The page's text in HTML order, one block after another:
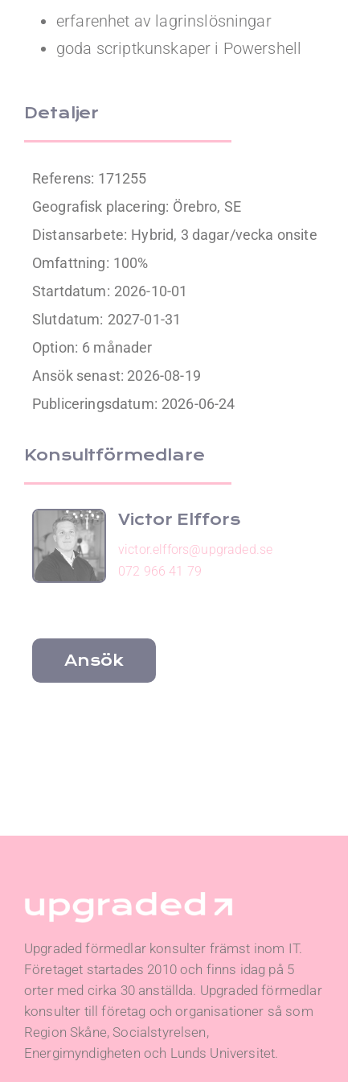
erfarenhet av lagrinslösningar
goda scriptkunskaper i Powershell
Detaljer
Referens: 171255
Geografisk placering: Örebro, SE
Distansarbete: Hybrid, 3 dagar/vecka onsite
Omfattning: 100%
Startdatum: 2026-10-01
Slutdatum: 2027-01-31
Option: 6 månader
Ansök senast: 2026-08-19
Publiceringsdatum: 2026-06-24
Konsultförmedlare
Victor Elffors
victor.elffors@upgraded.se
072 966 41 79
Ansök
Upgraded förmedlar konsulter främst inom IT.
Företaget startades 2010 och finns idag på 5
orter med cirka 30 anställda. Upgraded förmedlar
konsulter till företag och organisationer så som
Region Skåne, Socialstyrelsen,
Energimyndigheten och Lunds Universitet.